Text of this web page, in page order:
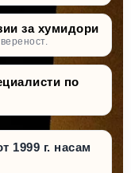
за хумидори
по
1999 г. насам